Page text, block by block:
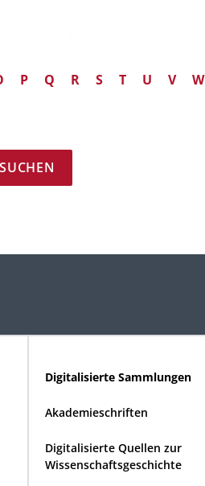
P Q R S T U V W
Digitalisierte Sammlungen
Akademieschriften
Digitalisierte Quellen zur
Wissenschaftsgeschichte